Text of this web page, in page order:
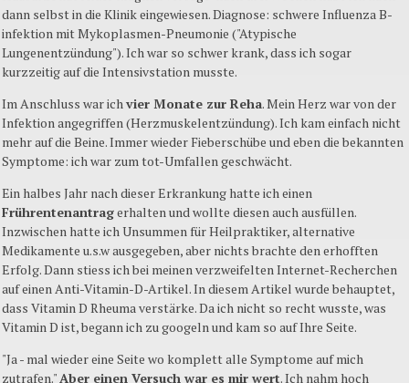
dann selbst in die Klinik eingewiesen. Diagnose: schwere Influenza B-
infektion mit Mykoplasmen-Pneumonie ("Atypische
Lungenentzündung"). Ich war so schwer krank, dass ich sogar
kurzzeitig auf die Intensivstation musste.
Im Anschluss war ichvier Monate zur Reha. Mein Herz war von der
Infektion angegriffen (Herzmuskelentzündung). Ich kam einfach nicht
mehr auf die Beine. Immer wieder Fieberschübe und eben die bekannten
Symptome: ich war zum tot-Umfallen geschwächt.
Ein halbes Jahr nach dieser Erkrankung hatte ich einen
Frührentenantragerhalten und wollte diesen auch ausfüllen.
Inzwischen hatte ich Unsummen für Heilpraktiker, alternative
Medikamente u.s.w ausgegeben, aber nichts brachte den erhofften
Erfolg. Dann stiess ich bei meinen verzweifelten Internet-Recherchen
auf einen Anti-Vitamin-D-Artikel. In diesem Artikel wurde behauptet,
dass Vitamin D Rheuma verstärke. Da ich nicht so recht wusste, was
Vitamin D ist, begann ich zu googeln und kam so auf Ihre Seite.
"Ja - mal wieder eine Seite wo komplett alle Symptome auf mich
zutrafen."Aber einen Versuch war es mir wert. Ich nahm hoch